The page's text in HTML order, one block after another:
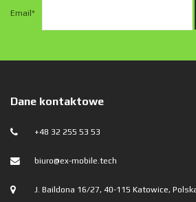
Email *
Dane kontaktowe
+48 32 255 53 53
biuro@ex-mobile.tech
J. Baildona 16/27, 40-115 Katowice,